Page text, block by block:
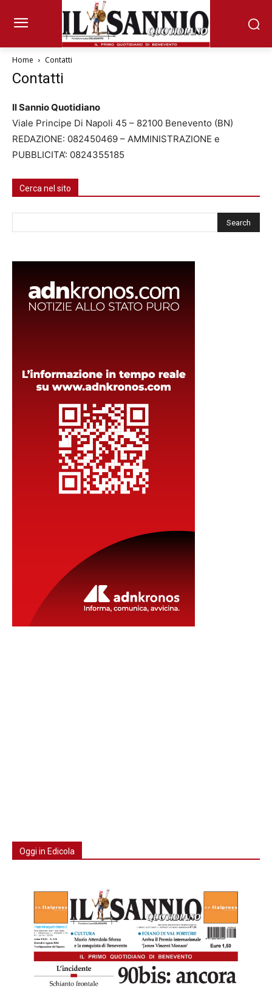
Home Contatti
Contatti
Il Sannio Quotidiano
Viale Principe Di Napoli 45 – 82100 Benevento (BN)
REDAZIONE: 082450469 – AMMINISTRAZIONE e
PUBBLICITA’: 0824355185
Cerca nel sito
Oggi in Edicola